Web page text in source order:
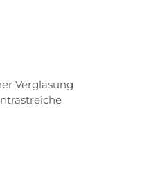
Verglasung